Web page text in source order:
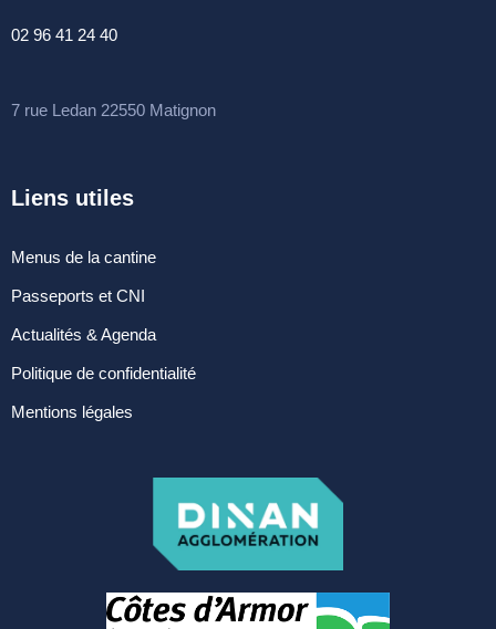
02 96 41 24 40
7 rue Ledan 22550 Matignon
Liens utiles
Menus de la cantine
Passeports et CNI
Actualités & Agenda
Politique de confidentialité
Mentions légales